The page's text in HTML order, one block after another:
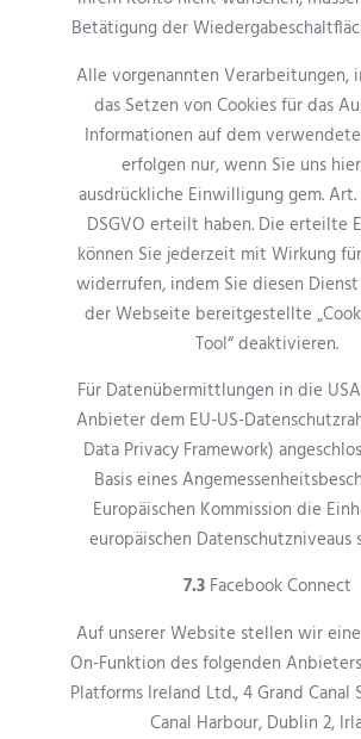
Betätigung der
Alle vorgenannten Verarbeitungen,
das Setzen von Cookies für das
Informationen auf dem
erfolgen nur, wenn Sie uns
ausdrückliche Einwilligung gem. Art.
DSGVO erteilt haben. Die erteilte
können Sie jederzeit mit Wirkung
widerrufen, indem Sie diesen
der Webseite bereitgestellte
Tool“ deaktivieren.
Für Datenübermittlungen in die
Anbieter dem EU-US-
Data Privacy Framework)
Basis eines
Europäischen Kommission die
europäischen Datenschutzniveaus
7.3Facebook Connect
Auf unserer Website stellen wir
On-Funktion des folgenden
Platforms Ireland Ltd., 4 Grand Canal
Canal Harbour, Dublin 2,